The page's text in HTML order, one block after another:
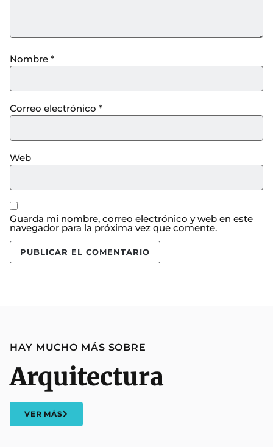
Nombre *
Correo electrónico *
Web
Guarda mi nombre, correo electrónico y web en este
navegador para la próxima vez que comente.
HAY MUCHO MÁS SOBRE
Arquitectura
VER MÁS